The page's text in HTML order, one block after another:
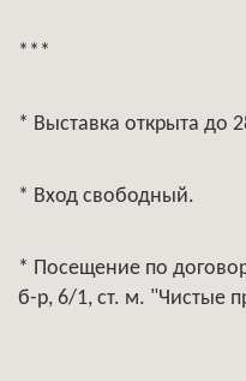
***
* Выставка открыта до
* Вход свободный.
* Посещение по
б-р, 6/1, ст. м. "Чистые